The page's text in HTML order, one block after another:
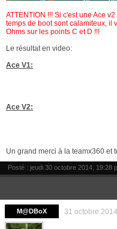
ATTENTION !!! Si c'est une Ace
temps de boot sont calamiteux, il
Ohms sur les points C et D !!!
Le résultat en video:
Ace V1:
Ace V2:
Un grand merci à la teamx360 et
Posté : jeudi 30 octobre 2014, 19:28
M@DBoX 31 octobre